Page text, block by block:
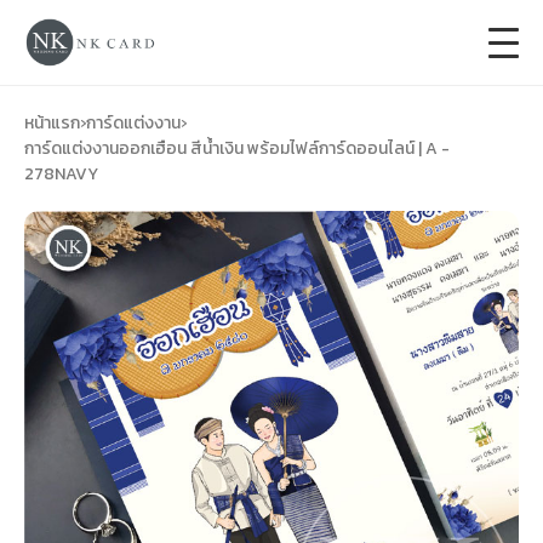
การ์ดแต่งงาน
ของชำร่วยงานแต่ง
ของรับไหว้ +
ป้ายของชำร่วยงานแต่ง +
การ์ดงานบวช
การ์ดขึ้นบ้านใหม่
ซองเปล่า
หน้าแรก›การ์ดแต่งงาน›
การ์ดแต่งงานออกเฮือน สีน้ำเงิน พร้อมไฟล์การ์ดออนไลน์ | A -
278NAVY